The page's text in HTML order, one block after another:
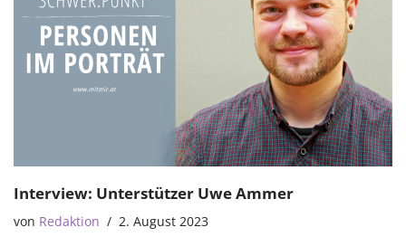
Interview: Unterstützer Uwe Ammer
von Redaktion 2. August 2023